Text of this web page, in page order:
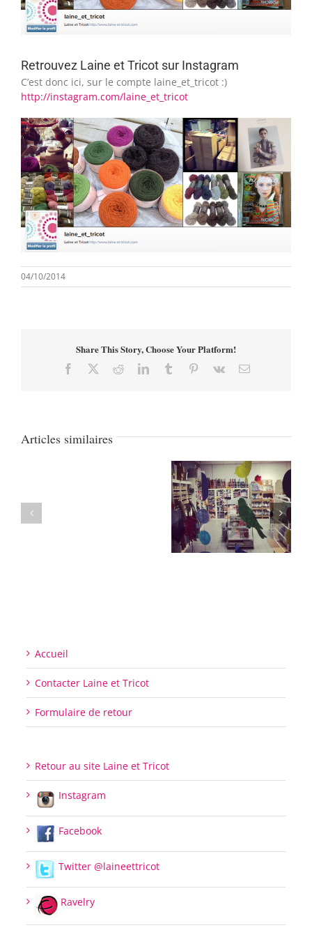
Retrouvez Laine et Tricot sur Instagram
C’est donc ici, sur le compte laine_et_tricot :)
http://instagram.com/laine_et_tricot
04/10/2014
Share This Story, Choose Your Platform!
Facebook RedditLinkedInTumblr Pinterest
Vk Email
Articles similaires
Accueil
Contacter Laine et Tricot
Formulaire de retour
Retour au site Laine et Tricot
Instagram
Facebook
Twitter @laineettricot
Ravelry